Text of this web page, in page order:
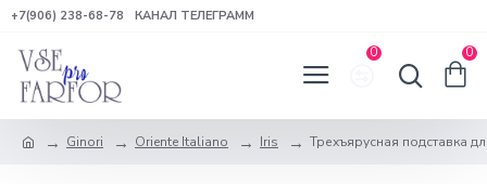
+7(906) 238-68-78 КАНАЛ ТЕЛЕГРАММ
0 0
Ginori Oriente Italiano Iris Трехъярусная подставка